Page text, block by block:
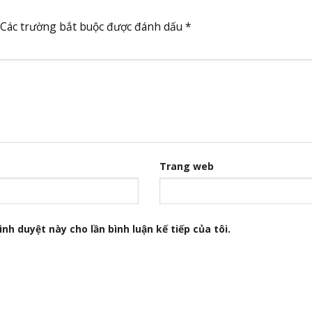
Các trường bắt buộc được đánh dấu *
Trang web
duyệt này cho lần bình luận kế tiếp của tôi.